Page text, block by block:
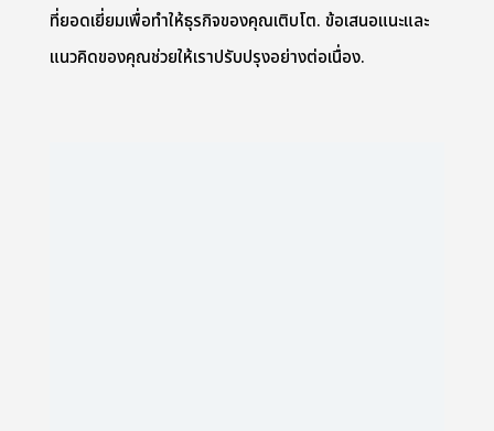
ที่ยอดเยี่ยมเพื่อทำให้ธุรกิจของคุณเติบโต. ข้อเสนอแนะและ
แนวคิดของคุณช่วยให้เราปรับปรุงอย่างต่อเนื่อง.